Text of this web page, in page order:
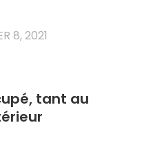
8, 2021
tant au